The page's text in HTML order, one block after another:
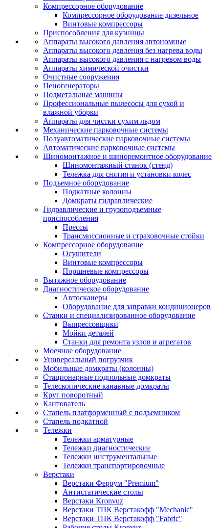
Компрессорное оборудование
Компрессорное оборудование дизельное
Винтовые компрессоры
Приспособления для кузницы
Аппараты высокого давления автономные
Аппараты высокого давления без нагрева воды
Аппараты высокого давления с нагревом воды
Аппараты химической очистки
Очистные сооружения
Пеногенераторы
Подметальные машины
Профессиональные пылесосы для сухой и
влажной уборки
Аппараты для чистки сухим льдом
Механические парковочные системы
Полуавтоматические парковочные системы
Автоматические парковочные системы
Шиномонтажное и шиноремонтное оборудование
Шиномонтажный станок (стенд)
Тележка для снятия и установки колес
Подъемное оборудование
Подкатные колонны
Домкраты гидравлические
Гидравлические и грузоподъемные
приспособления
Прессы
Трансмиссионные и страховочные стойки
Компрессорное оборудование
Осушители
Винтовые компрессоры
Поршневые компрессоры
Вытяжное оборудование
Диагностическое оборудование
Автосканеры
Оборудование для заправки кондиционеров
Станки и специализированное оборудование
Выпрессовщики
Мойки деталей
Станки для ремонта узлов и агрегатов
Моечное оборудование
Универсальный погрузчик
Мобильные домкраты (колонны)
Стационарные подпольные домкраты
Телескопические канавные домкраты
Круг поворотный
Кантователь
Стапель платформенный с подъемником
Стапель подкатной
Тележки
Тележки арматурные
Тележки диагностические
Тележки инструментальные
Тележки транспортировочные
Верстаки
Верстаки Феррум "Premium"
Антистатические столы
Верстаки Kronvuz
Верстаки ТПК Верстакофф "Mechanic"
Верстаки ТПК Верстакофф "Fabric"